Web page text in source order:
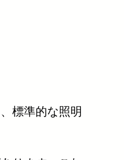
標準的な照明